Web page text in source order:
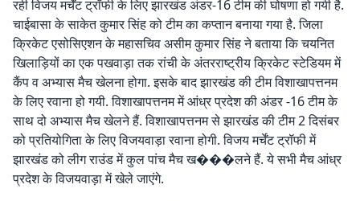
रही विजय मर्चेंट ट्रॉफी के लिए झारखंड अंडर-16 टीम की घोषणा हो गयी है.
चाईबासा के साकेत कुमार सिंह को टीम का कप्तान बनाया गया है. जिला
क्रिकेट एसोसिएशन के महासचिव असीम कुमार सिंह ने बताया कि चयनित
खिलाड़ियों का एक पखवाड़ा तक रांची के अंतरराष्ट्रीय क्रिकेट स्टेडियम में
कैंप व अभ्यास मैच खेलना होगा. इसके बाद झारखंड की टीम विशाखापत्तनम
के लिए रवाना हो गयी. विशाखापत्तनम में आंध्र प्रदेश की अंडर -16 टीम के
साथ दो अभ्यास मैच खेलने हैं. विशाखापत्तनम से झारखंड की टीम 2 दिसंबर
को प्रतियोगिता के लिए विजयवाड़ा रवाना होगी. विजय मर्चेंट ट्रॉफी में
झारखंड को लीग राउंड में कुल पांच मैच ख���लने हैं. ये सभी मैच आंध्र
प्रदेश के विजयवाड़ा में खेले जाएंगे.